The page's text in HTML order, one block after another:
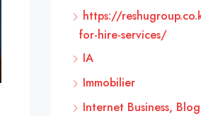
https://
for-hire-services/
IA
Immobilier
Internet Business,